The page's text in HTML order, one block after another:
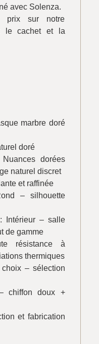
avec Solenza.
prix sur notre
le cachet et la
marbre doré
doré
dorées
naturel discret
et raffinée
– silhouette
Intérieur – salle
de gamme
résistance à
thermiques
– sélection
chiffon doux +
et fabrication